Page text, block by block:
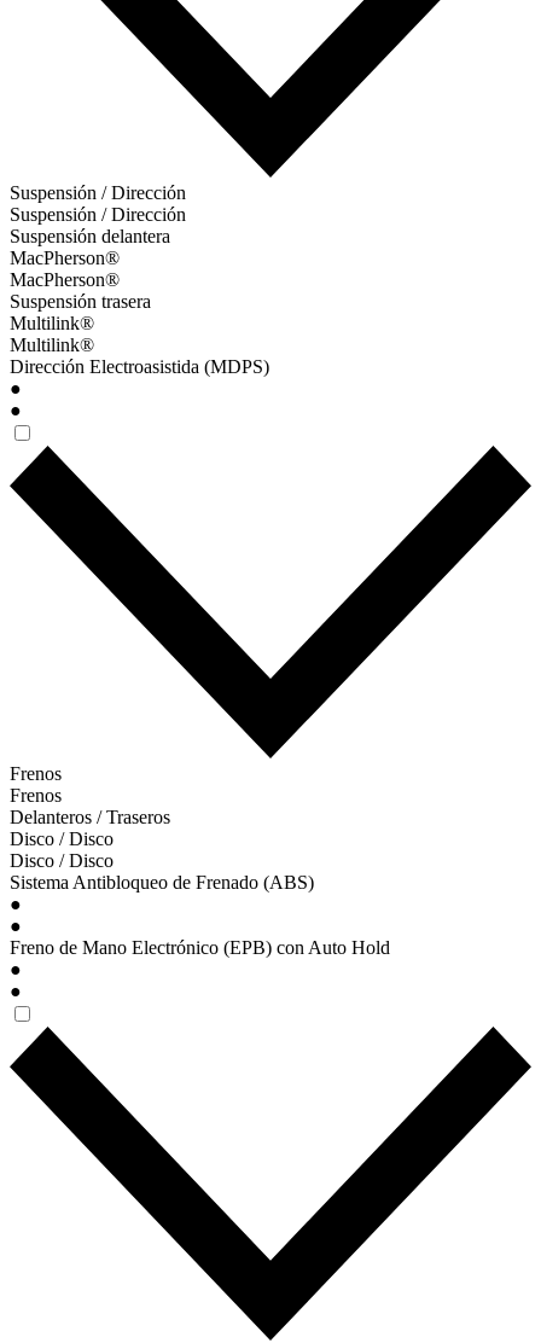
Suspensión / Dirección
Suspensión / Dirección
Suspensión delantera
MacPherson®
MacPherson®
Suspensión trasera
Multilink®
Multilink®
Dirección Electroasistida (MDPS)
●
●
Frenos
Frenos
Delanteros / Traseros
Disco / Disco
Disco / Disco
Sistema Antibloqueo de Frenado (ABS)
●
●
Freno de Mano Electrónico (EPB) con Auto Hold
●
●